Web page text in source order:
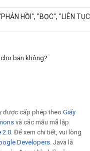
HỒI", "BỌC", "LIÊN
bạn không?
được cấp phép theo Giấy
và các mẫu mã lập
2.0. Để xem chi tiết, vui lòng
Developers. Java là